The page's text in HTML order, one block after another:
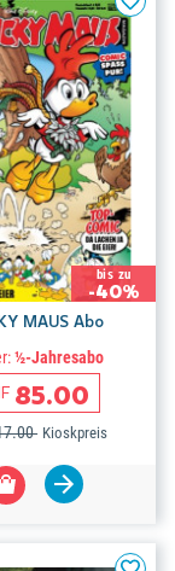
bis zu
-40%
MAUS Abo
½-Jahresabo
85.00
Kioskpreis